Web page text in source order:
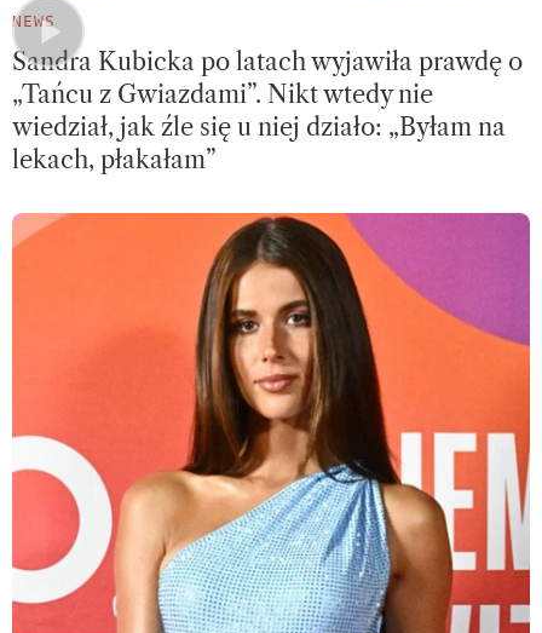
NEWS
Sandra Kubicka po latach wyjawiła prawdę o
„Tańcu z Gwiazdami”. Nikt wtedy nie
wiedział, jak źle się u niej działo: „Byłam na
lekach, płakałam”